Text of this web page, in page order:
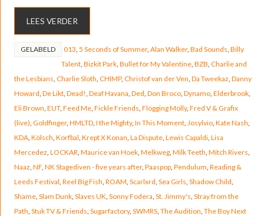
LEES VERDER
GELABELD 013 5 Seconds of Summer, Alan Walker, Bad Sounds Billy
Talent, Bizkit Park, Bullet for My Valentine, BZB Charlie and
the Lesbians Charlie Sloth CHIMP, Christof van der Ven Da Tweekaz Danny
Howard De Likt, Dead! Deaf Havana Ded Don Broco, Dynamo, Elderbrook,
Eli Brown EUT, Feed Me, Fickle Friends Flogging Molly, Fred V & Grafix
(live) Goldfinger, HMLTD, I the Mighty, In This Moment, Josylvio, Kate Nash
KDA, Kölsch Korfbal Krept X Konan La Dispute, Lewis Capaldi, Lisa
Mercedez LOCKAR Maurice van Hoek, Melkweg, Milk Teeth Mitch Rivers
Naaz NF, NK Stagediven - five years after, Paaspop, Pendulum Reading &
Leeds Festival Reel Big Fish ROAM Scarlxrd Sea Girls Shadow Child
Shame, Slam Dunk, Slaves UK Sonny Fodera St. Jimmy's Stray from the
Path Stuk TV & Friends Sugarfactory, SWMRS, The Audition The Boy Next